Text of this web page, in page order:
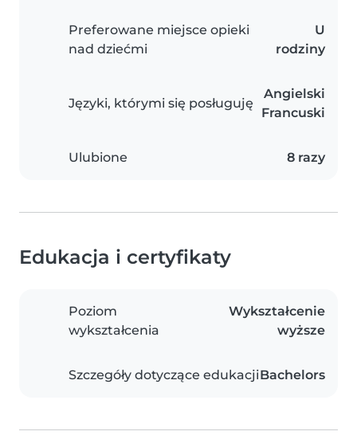
Preferowane miejsce opieki
nad dziećmi
U
rodziny
Języki, którymi się posługuję
Angielski
Francuski
Ulubione 8 razy
Edukacja i certyfikaty
Poziom
wykształcenia
Wykształcenie
wyższe
Szczegóły dotyczące edukacjiBachelors